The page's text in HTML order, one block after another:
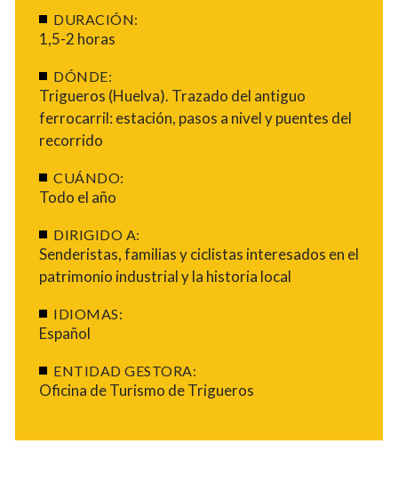
DURACIÓN:
1,5-2 horas
DÓNDE:
Trigueros (Huelva). Trazado del antiguo
ferrocarril: estación, pasos a nivel y puentes del
recorrido
CUÁNDO:
Todo el año
DIRIGIDO A:
Senderistas, familias y ciclistas interesados en el
patrimonio industrial y la historia local
IDIOMAS:
Español
ENTIDAD GESTORA:
Oficina de Turismo de Trigueros